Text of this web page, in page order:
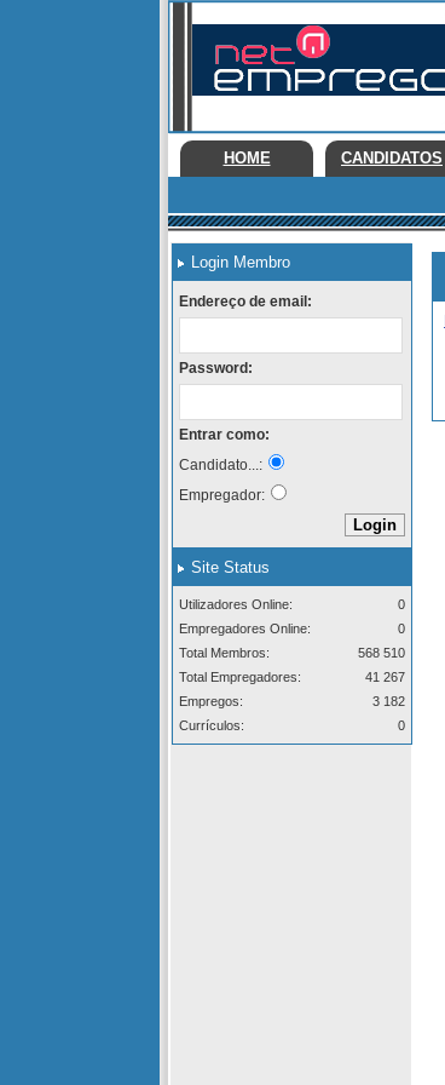
HOME CANDIDATOS
Login Membro
Endereço de email:
Password:
Entrar como:
Candidato...:
Empregador:
Site Status
Utilizadores Online:
0
Empregadores Online:
0
Total Membros:
568 510
Total Empregadores:
41 267
Empregos:
3 182
Currículos:
0